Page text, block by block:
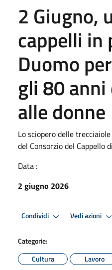
2 Giugno,
cappelli in
Duomo
gli 80
alle donne
Lo sciopero delle
del Consorzio del Cappello
Data :
2 giugno 2026
Condividi Vedi azioni
Categorie:
Cultura
Lavoro